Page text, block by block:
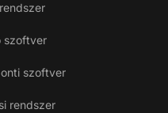
szoftver
szoftver
rendszer